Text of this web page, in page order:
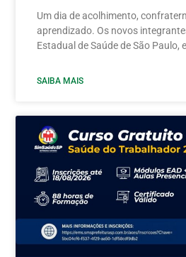
Um dia de acolhimento,
aprendizado. Os novos
Estadual de Saúde de São Paulo,
SAIBA MAIS